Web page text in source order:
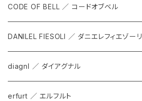
ACCESSORY
CODE OF BELL ／ コードオブベル
DANILEL FIESOLI ／ ダニエレフィエゾーリ
diagnl ／ ダイアグナル
erfurt ／ エルフルト